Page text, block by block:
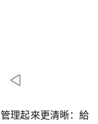
理起來更清晰：給